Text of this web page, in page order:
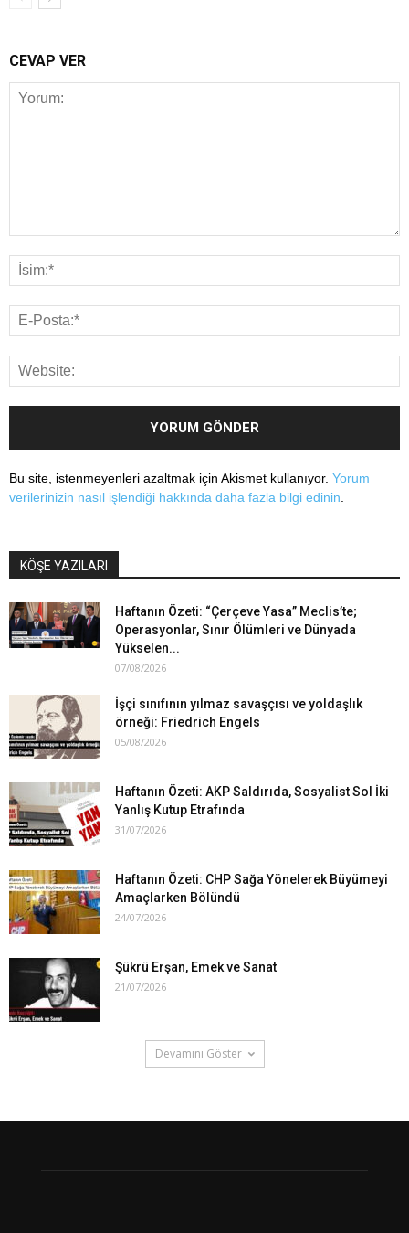
CEVAP VER
Bu site, istenmeyenleri azaltmak için Akismet kullanıyor. Yorum
verilerinizin nasıl işlendiği hakkında daha fazla bilgi edinin
KÖŞE YAZILARI
Haftanın Özeti: “Çerçeve Yasa” Meclis’te;
Operasyonlar, Sınır Ölümleri ve Dünyada
Yükselen...
07/08/2026
İşçi sınıfının yılmaz savaşçısı ve yoldaşlık
örneği: Friedrich Engels
05/08/2026
Haftanın Özeti: AKP Saldırıda, Sosyalist Sol İki
Yanlış Kutup Etrafında
31/07/2026
Haftanın Özeti: CHP Sağa Yönelerek Büyümeyi
Amaçlarken Bölündü
24/07/2026
Şükrü Erşan, Emek ve Sanat
21/07/2026
Devamını Göster